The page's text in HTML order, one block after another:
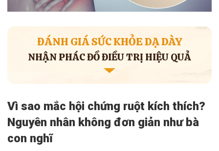
ĐÁNH GIÁ SỨC KHỎE DẠ DÀY
NHẬN PHÁC ĐỒ ĐIỀU TRỊ HIỆU QUẢ
Vì sao mắc hội chứng ruột kích thích?
Nguyên nhân không đơn giản như bà
con nghĩ